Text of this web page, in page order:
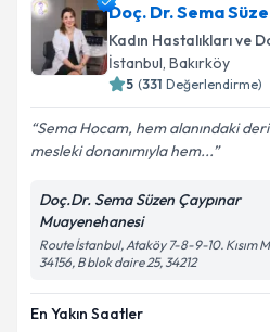
Doç. Dr. Sema
Kadın Hastalıkları ve
İstanbul, Bakırköy
5 (331 Değerlendirme)
Sema Hocam, hem alanındaki
mesleki donanımıyla hem...
Doç.Dr. Sema Süzen Çaypınar
Muayenehanesi
Route İstanbul, Ataköy 7-8-9-10. Kısım
34156, B blok daire 25, 34212
En Yakın Saatler